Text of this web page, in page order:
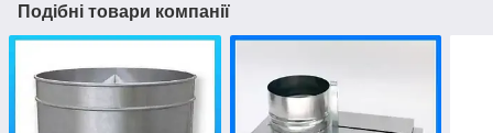
Подібні товари компанії